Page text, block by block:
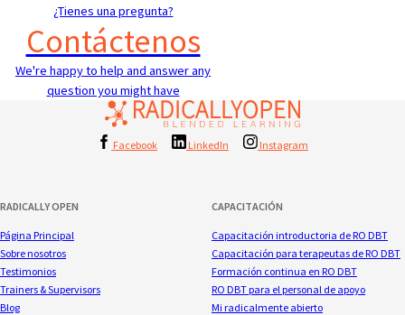
¿Tienes una pregunta?
Contáctenos
We're happy to help and answer any
question you might have
Facebook LinkedIn Instagram
RADICALLY OPEN
Página Principal
Sobre nosotros
Testimonios
Trainers & Supervisors
Blog
CAPACITACIÓN
Capacitación introductoria de RO DBT
Capacitación para terapeutas de RO DBT
Formación continua en RO DBT
RO DBT para el personal de apoyo
Mi radicalmente abierto